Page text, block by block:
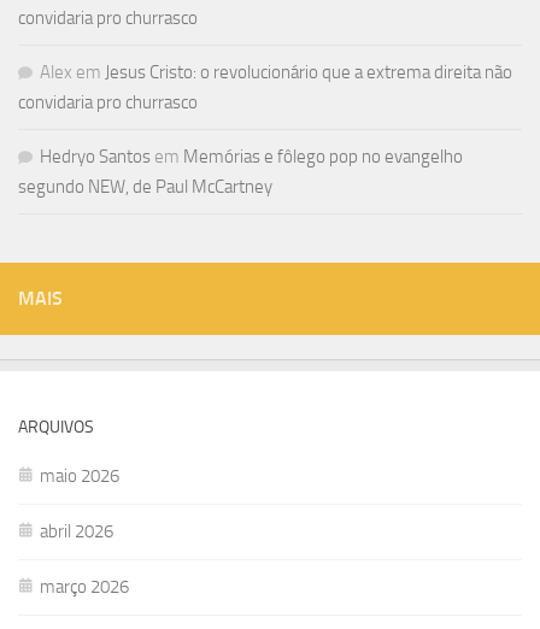
convidaria pro churrasco
Alex em Jesus Cristo: o revolucionário que a extrema direita não
convidaria pro churrasco
Hedryo Santos em Memórias e fôlego pop no evangelho
segundo NEW, de Paul McCartney
MAIS
ARQUIVOS
maio 2026
abril 2026
março 2026